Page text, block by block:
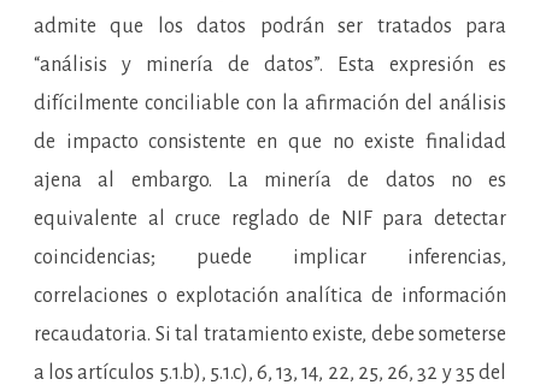
admite que los datos podrán ser tratados para
“análisis y minería de datos”. Esta expresión es
difícilmente conciliable con la afirmación del análisis
de impacto consistente en que no existe finalidad
ajena al embargo. La minería de datos no es
equivalente al cruce reglado de NIF para detectar
coincidencias; puede implicar inferencias,
correlaciones o explotación analítica de información
recaudatoria. Si tal tratamiento existe, debe someterse
a los artículos 5.1.b), 5.1.c), 6, 13, 14, 22, 25, 26, 32 y 35 del